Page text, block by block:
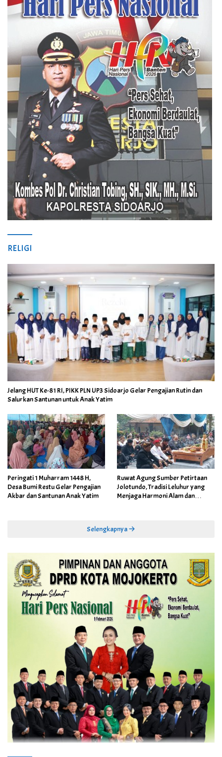
RELIGI
Jelang HUT Ke-81 RI, PIKK PLN UP3 Sidoarjo Gelar Pengajian Rutin dan
Salurkan Santunan untuk Anak Yatim
Peringati 1 Muharram 1448 H,
Desa Bumi Restu Gelar Pengajian
Akbar dan Santunan Anak Yatim
Ruwat Agung Sumber Petirtaan
Jolotundo, Tradisi Leluhur yang
Menjaga Harmoni Alam dan
Selengkapnya